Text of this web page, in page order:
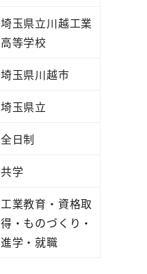
埼玉県立川越工業
高等学校
埼玉県川越市
埼玉県立
全日制
共学
工業教育・資格取
得・ものづくり・
進学・就職